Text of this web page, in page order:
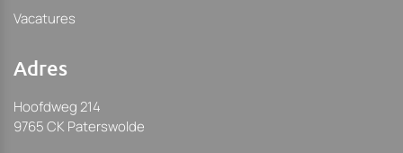
Vacatures
Adres
Hoofdweg 214
9765 CK Paterswolde